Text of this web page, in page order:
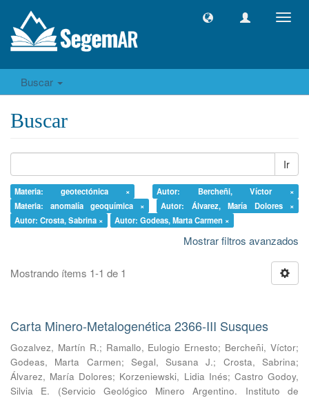
Buscar
Buscar
Ir
Materia: geotectónica ×
Autor: Bercheñi, Víctor ×
Materia: anomalía geoquímica ×
Autor: Álvarez, María Dolores ×
Autor: Crosta, Sabrina ×
Autor: Godeas, Marta Carmen ×
Mostrar filtros avanzados
Mostrando ítems 1-1 de 1
Carta Minero-Metalogenética 2366-III Susques
Gozalvez, Martín R.; Ramallo, Eulogio Ernesto; Bercheñi, Víctor;
Godeas, Marta Carmen; Segal, Susana J.; Crosta, Sabrina;
Álvarez, María Dolores; Korzeniewski, Lidia Inés; Castro Godoy,
Silvia E.
(Servicio Geológico Minero Argentino. Instituto de